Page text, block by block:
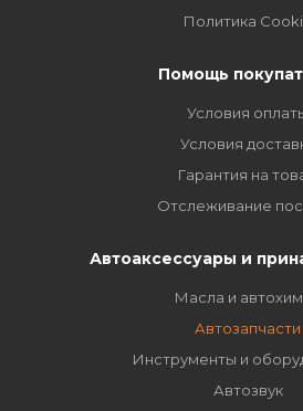
Политика
Помощь
Условия
Условия
Гарантия на
Отслеживание
Автоаксессуары и
Масла и
Автозапчасти
Инструменты и
Автозвук